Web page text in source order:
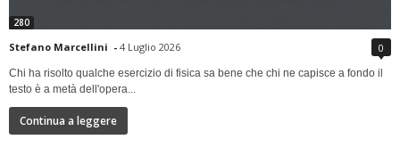
280
Stefano Marcellini - 4 Luglio 2026 0
Chi ha risolto qualche esercizio di fisica sa bene che chi ne capisce a fondo il
testo è a metà dell'opera...
Continua a leggere